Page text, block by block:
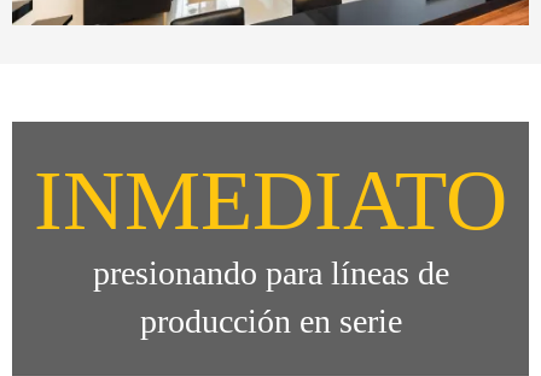
INMEDIATO
presionando para líneas de
producción en serie